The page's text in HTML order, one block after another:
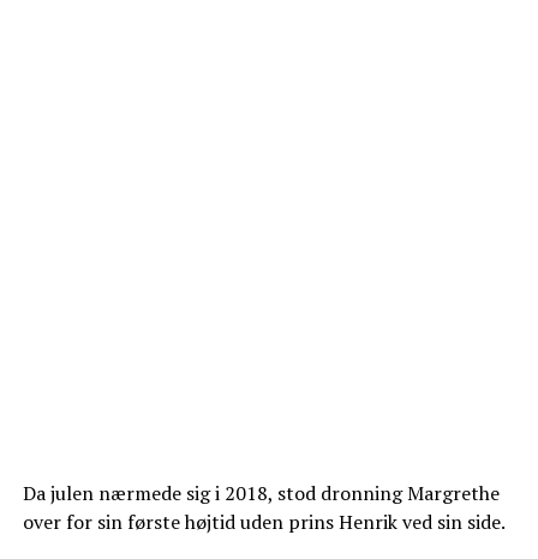
Da julen nærmede sig i 2018, stod dronning Margrethe
over for sin første højtid uden prins Henrik ved sin side.